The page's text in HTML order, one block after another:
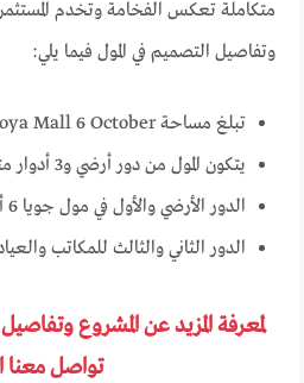
متكاملة تعكس الفخامة وتخدم
وتفاصيل التصميم في المول فيما يلي:
تبلغ مساحة Joya Mall 6 October حوالي 4000 متر مربع.
يتكون المول من دور أرضي و3 أدوار متكررة.
الدور الأرضي والأول في مول جويا 6 أكتوبر للأنشطة التجارية.
الدور الثاني والثالث للمكاتب
لمعرفة المزيد عن المشروع
تواصل معنا